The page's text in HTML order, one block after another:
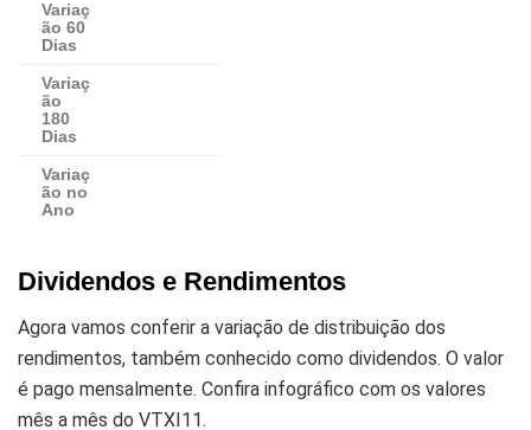
Variaç
ão 60
Dias
Variaç
ão
180
Dias
Variaç
ão no
Ano
Dividendos e Rendimentos
Agora vamos conferir a variação de distribuição dos
rendimentos, também conhecido como dividendos. O valor
é pago mensalmente. Confira infográfico com os valores
mês a mês do VTXI11.